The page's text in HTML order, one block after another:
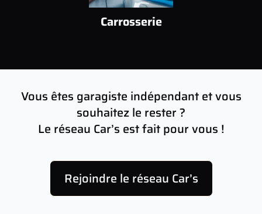
Carrosserie
Vous êtes garagiste indépendant et vous
souhaitez le rester ?
Le réseau Car’s est fait pour vous !
Rejoindre le réseau Car’s